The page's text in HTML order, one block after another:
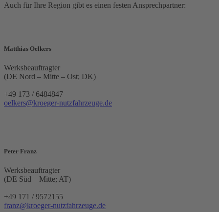
Auch für Ihre Region gibt es einen festen Ansprechpartner:
Matthias Oelkers
Werksbeauftragter
(DE Nord – Mitte – Ost; DK)
+49 173 / 6484847
oelkers@kroeger-nutzfahrzeuge.de
Peter Franz
Werksbeauftragter
(DE Süd – Mitte; AT)
+49 171 / 9572155
franz@kroeger-nutzfahrzeuge.de